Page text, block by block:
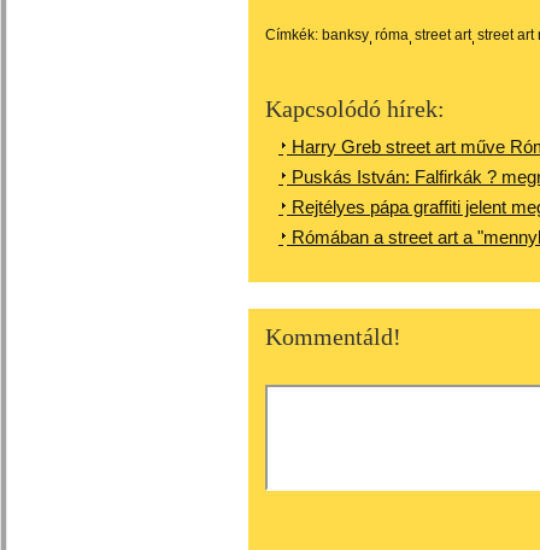
Címkék: banksy róma street art street art
Kapcsolódó hírek:
Harry Greb street art műve
Puskás István: Falfirkák ?
Rejtélyes pápa graffiti jelent
Rómában a street art a
Kommentáld!